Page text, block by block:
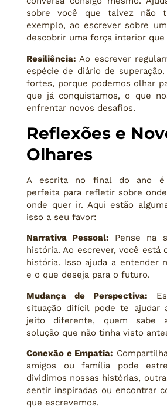
sobre você que talvez não
exemplo, ao escrever sobre
descobrir uma força interior que
Resiliência: Ao escrever
espécie de diário de
fortes, porque podemos olhar
que já conquistamos, o que
enfrentar novos desafios.
Reflexões e
Olhares
A escrita no final do ano é
perfeita para refletir sobre
onde quer ir. Aqui estão
isso a seu favor:
Narrativa Pessoal: Pense na
história. Ao escrever, você está
história. Isso ajuda a entender
e o que deseja para o futuro.
Mudança de Perspectiva:
situação difícil pode te ajudar
jeito diferente, quem sabe
solução que não tinha visto
Conexão e Empatia:
amigos ou família pode
dividimos nossas histórias,
sentir inspiradas ou encontrar
que escrevemos.